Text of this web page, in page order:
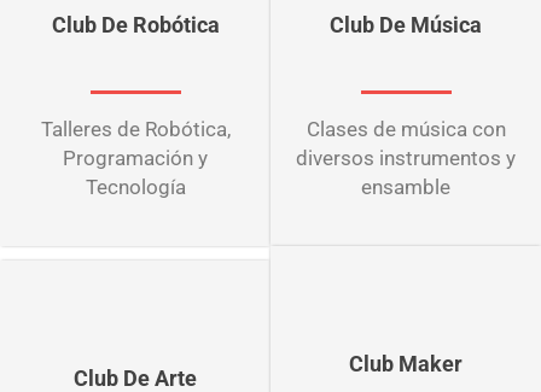
Club De Robótica
Talleres de Robótica,
Programación y
Tecnología
Club De Música
Clases de música con
diversos instrumentos y
ensamble
Club De Arte
Club Maker